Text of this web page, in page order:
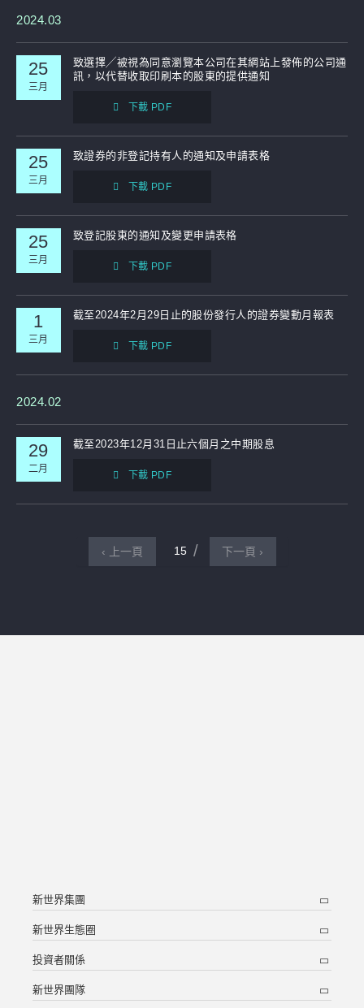
2024.03
25
三月
致選擇╱被視為同意瀏覽本公司在其網站上發佈的公司通
訊，以代替收取印刷本的股東的提供通知
下載 PDF
25
三月
致證券的非登記持有人的通知及申請表格
下載 PDF
25
三月
致登記股東的通知及變更申請表格
下載 PDF
1
三月
截至2024年2月29日止的股份發行人的證券變動月報表
下載 PDF
2024.02
29
二月
截至2023年12月31日止六個月之中期股息
下載 PDF
‹ 上一頁 15 下一頁 ›
新世界集團
新世界生態圈
投資者關係
新世界團隊